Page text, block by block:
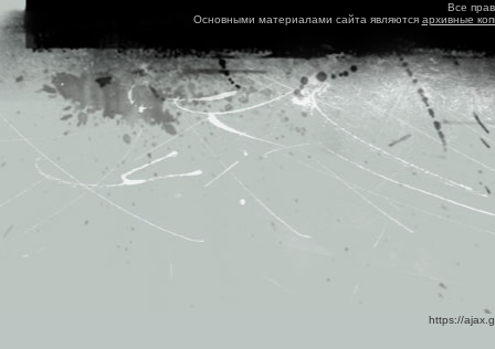
Все
Основными материалами сайта являются архивные
https://